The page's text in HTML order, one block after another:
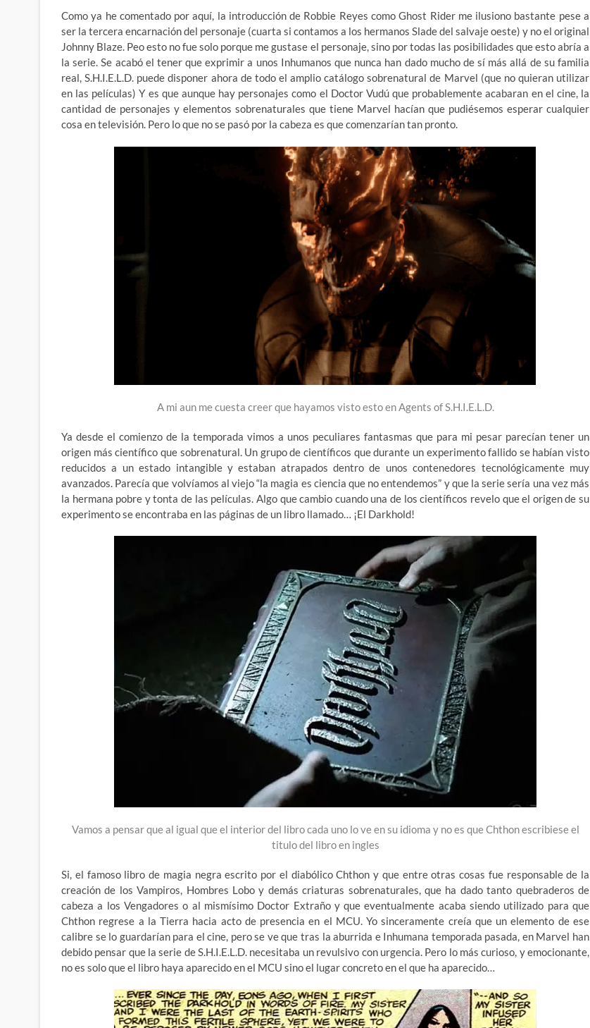
Como ya he comentado por aquí, la introducción de Robbie Reyes como Ghost Rider me ilusiono bastante pese a
ser la tercera encarnación del personaje (cuarta si contamos a los hermanos Slade del salvaje oeste) y no el original
Johnny Blaze. Peo esto no fue solo porque me gustase el personaje, sino por todas las posibilidades que esto abría a
la serie. Se acabó el tener que exprimir a unos Inhumanos que nunca han dado mucho de sí más allá de su familia
real, S.H.I.E.L.D. puede disponer ahora de todo el amplio catálogo sobrenatural de Marvel (que no quieran utilizar
en las películas) Y es que aunque hay personajes como el Doctor Vudú que probablemente acabaran en el cine, la
cantidad de personajes y elementos sobrenaturales que tiene Marvel hacían que pudiésemos esperar cualquier
cosa en televisión. Pero lo que no se pasó por la cabeza es que comenzarían tan pronto.
A mi aun me cuesta creer que hayamos visto esto en Agents of S.H.I.E.L.D.
Ya desde el comienzo de la temporada vimos a unos peculiares fantasmas que para mi pesar parecían tener un
origen más científico que sobrenatural. Un grupo de científicos que durante un experimento fallido se habían visto
reducidos a un estado intangible y estaban atrapados dentro de unos contenedores tecnológicamente muy
avanzados. Parecía que volvíamos al viejo “la magia es ciencia que no entendemos” y que la serie sería una vez más
la hermana pobre y tonta de las películas. Algo que cambio cuando una de los científicos revelo que el origen de su
experimento se encontraba en las páginas de un libro llamado… ¡El Darkhold!
Vamos a pensar que al igual que el interior del libro cada uno lo ve en su idioma y no es que Chthon escribiese el
titulo del libro en ingles
Si, el famoso libro de magia negra escrito por el diabólico Chthon y que entre otras cosas fue responsable de la
creación de los Vampiros, Hombres Lobo y demás criaturas sobrenaturales, que ha dado tanto quebraderos de
cabeza a los Vengadores o al mismísimo Doctor Extraño y que eventualmente acaba siendo utilizado para que
Chthon regrese a la Tierra hacia acto de presencia en el MCU. Yo sinceramente creía que un elemento de ese
calibre se lo guardarían para el cine, pero se ve que tras la aburrida e Inhumana temporada pasada, en Marvel han
debido pensar que la serie de S.H.I.E.L.D. necesitaba un revulsivo con urgencia. Pero lo más curioso, y emocionante,
no es solo que el libro haya aparecido en el MCU sino el lugar concreto en el que ha aparecido…